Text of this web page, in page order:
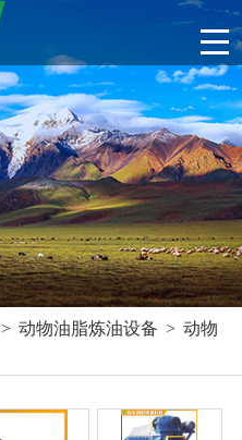
>
> 动物油脂炼油设备 > 动物